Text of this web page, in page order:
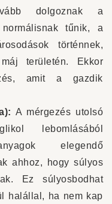
dolgoznak a
tűnik, a
történnek,
területén. Ekkor
amit a gazdik
A mérgezés utolsó
lebomlásából
elegendő
ahhoz, hogy súlyos
Ez súlyosbodhat
halállal, ha nem kap